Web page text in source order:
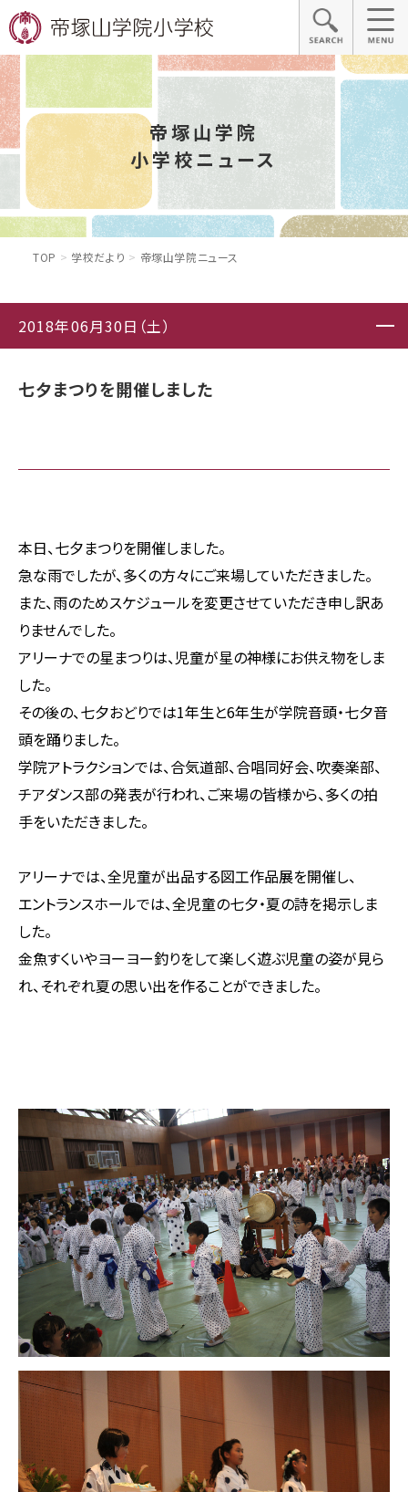
帝塚山学院
小学校ニュース
TOP 学校だより 帝塚山学院ニュース
2018年06月30日（土）
七夕まつりを開催しました
本日、七夕まつりを開催しました。
急な雨でしたが、多くの方々にご来場していただきました。
また、雨のためスケジュールを変更させていただき申し訳あ
りませんでした。
アリーナでの星まつりは、児童が星の神様にお供え物をしま
した。
その後の、七夕おどりでは1年生と6年生が学院音頭・七夕音
頭を踊りました。
学院アトラクションでは、合気道部、合唱同好会、吹奏楽部、
チアダンス部の発表が行われ、ご来場の皆様から、多くの拍
手をいただきました。
アリーナでは、全児童が出品する図工作品展を開催し、
エントランスホールでは、全児童の七夕・夏の詩を掲示しま
した。
金魚すくいやヨーヨー釣りをして楽しく遊ぶ児童の姿が見ら
れ、それぞれ夏の思い出を作ることができました。